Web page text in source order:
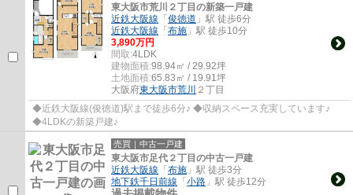
東大阪市荒川２丁目の新築一戸建
近鉄大阪線 「俊徳道 」駅 徒歩6分
近鉄大阪線 「布施 」駅 徒歩10分
3,890万円
間取:4LDK
建物面積:98.94㎡ / 29.92坪
土地面積:65.83㎡ / 19.91坪
大阪府東大阪市荒川 ２丁目
◆近鉄大阪線(俊徳道)駅まで徒歩6分♪ ◆収納スペース充実しています♪
◆4LDKの新築戸建♪
売買｜中古一戸建
東大阪市足代２丁目の中古一戸建
近鉄大阪線 「布施 」駅 徒歩3分
地下鉄千日前線 「小路 」駅 徒歩12分